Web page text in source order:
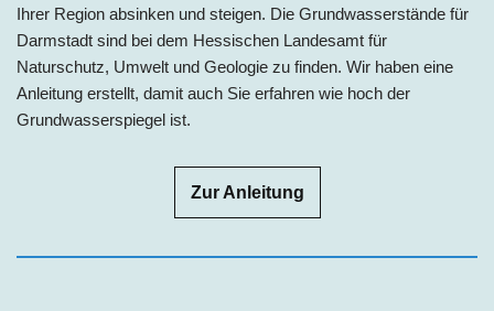
Ihrer Region absinken und steigen. Die Grundwasserstände für
Darmstadt sind bei dem Hessischen Landesamt für
Naturschutz, Umwelt und Geologie zu finden. Wir haben eine
Anleitung erstellt, damit auch Sie erfahren wie hoch der
Grundwasserspiegel ist.
Zur Anleitung